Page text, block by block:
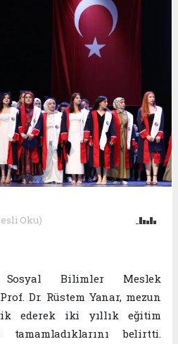
Oku)
Sosyal Bilimler Meslek
Dr. Rüstem Yanar, mezun
ederek iki yıllık eğitim
tamamladıklarını belirtti.